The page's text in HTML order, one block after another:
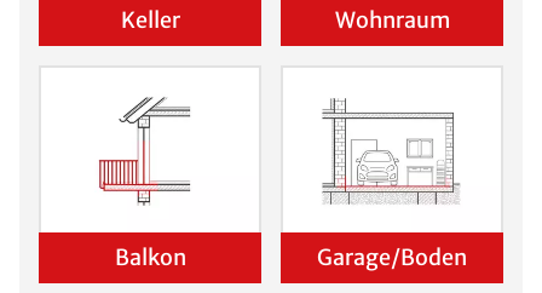
Keller Wohnraum
Balkon Garage/Boden